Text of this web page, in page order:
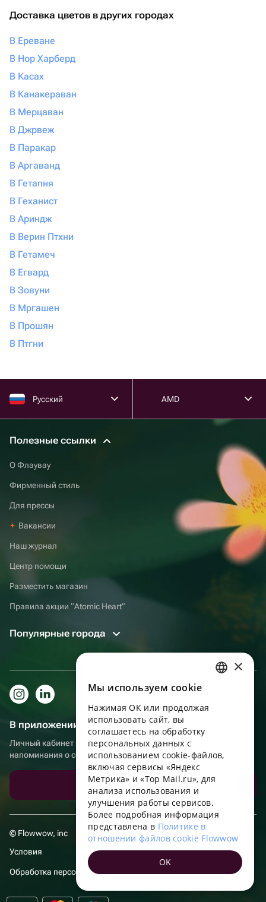
Доставка цветов в других городах
В Ереване
В Нор Харберд
В Касах
В Канакераван
В Мерцаван
В Джрвеж
В Паракар
В Аргаванд
В Гетапня
В Геханист
В Ариндж
В Верин Птхни
В Гетамеч
В Егвард
В Зовуни
В Мргашен
В Прошян
В Птгни
Русский AMD
Полезные ссылки
О Флаувау
Фирменный стиль
Для прессы
Вакансии
Наш журнал
Центр помощи
Разместить магазин
Правила акции “Atomic Heart”
Популярные города
В приложении еще удобнее!
Личный кабинет получателя, больше бонусов за покупки и
напоминания о событиях
Скачать приложение
© Flowwow, inc
Условия
Обработка персональных данных
ENGLISH
UKRAINIAN
PORTUGUESE
FRENCH
TURKISH
POLISH
×
Мы используем сookie
Нажимая ОК или продолжая
использовать сайт, вы
соглашаетесь на обработку
персональных данных с
использованием cookie-файлов,
включая сервисы «Яндекс
Метрика» и «Top Mail.ru», для
анализа использования и
улучшения работы сервисов.
Более подробная информация
представлена в Политике в
отношении файлов cookie Flowwow
OK